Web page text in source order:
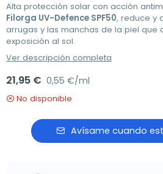
Alta protección solar con acción
Filorga UV-Defence SPF50, reduce y
arrugas y las manchas de la piel que
exposición al sol.
Ver descripción completa
21,95 € 0,55 €/ml
No disponible
Avísame cuando